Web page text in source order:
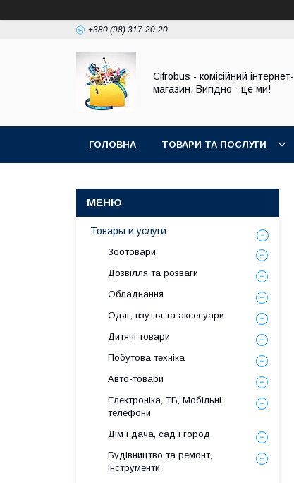
+380 (98) 317-20-20
Cifrobus - комiсiйний iнтернет-
магазин. Вигiдно - це ми!
ГОЛОВНА ТОВАРИ ТА ПОСЛУГИ
Товары и услуги
Зоотовари
Дозвілля та розваги
Обладнання
Одяг, взуття та аксесуари
Дитячі товари
Побутова техніка
Авто-товари
Електроніка, ТБ, Мобільні
телефони
Дім і дача, сад і город
Будівництво та ремонт,
Інструменти